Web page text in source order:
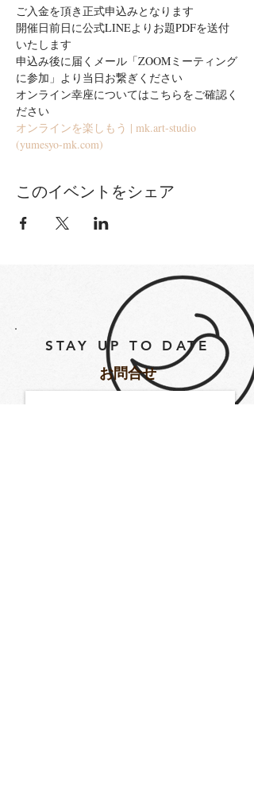
ご入金を頂き正式申込みとなります
開催日前日に公式LINEよりお題PDFを送付
いたします
申込み後に届くメール「ZOOMミーティング
に参加」より当日お繋ぎください
オンライン幸座についてはこちらをご確認く
ださい
オンラインを楽しもう | mk.art-studio
(yumesyo-mk.com)
このイベントをシェア
STAY UP TO DATE
​お問合せ